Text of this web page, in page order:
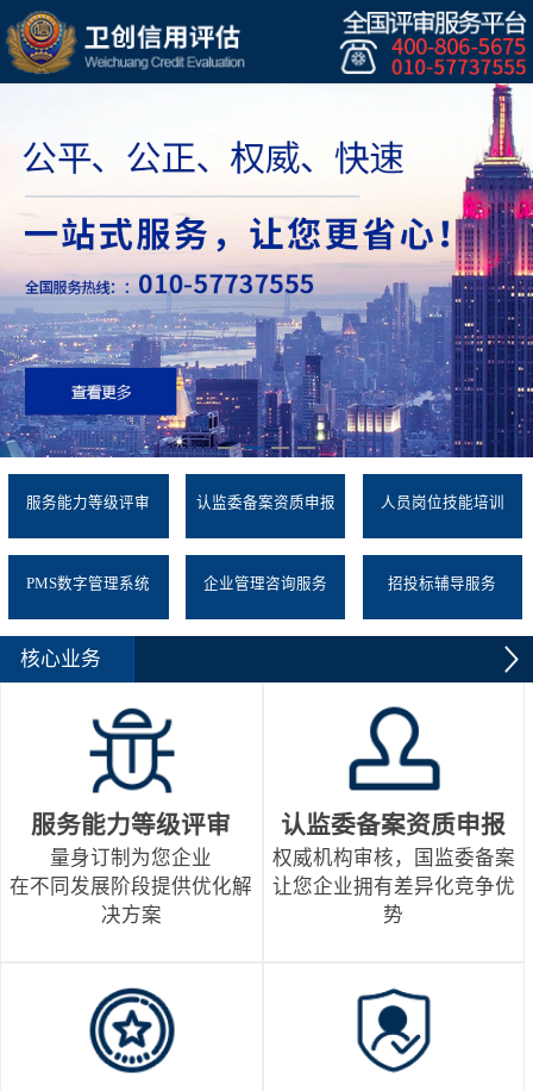
服务能力等级评审 认监委备案资质申报 人员岗位技能培训
PMS数字管理系统 企业管理咨询服务 招投标辅导服务
核心业务
服务能力等级评审
量身订制为您企业
在不同发展阶段提供优化解
决方案
认监委备案资质申报
权威机构审核，国监委备案
让您企业拥有差异化竞争优
势